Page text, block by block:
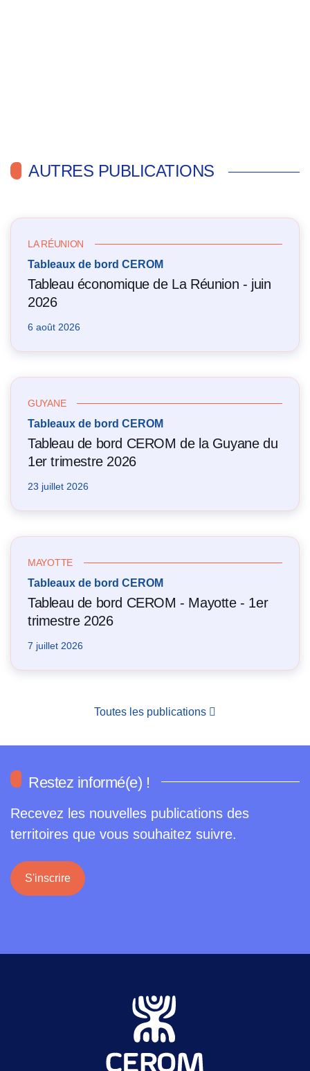
AUTRES PUBLICATIONS
LA RÉUNION
Tableaux de bord CEROM
Tableau économique de La Réunion - juin
2026
6 août 2026
GUYANE
Tableaux de bord CEROM
Tableau de bord CEROM de la Guyane du
1er trimestre 2026
23 juillet 2026
MAYOTTE
Tableaux de bord CEROM
Tableau de bord CEROM - Mayotte - 1er
trimestre 2026
7 juillet 2026
Toutes les publications
Restez informé(e) !
Recevez les nouvelles publications des
territoires que vous souhaitez suivre.
S'inscrire